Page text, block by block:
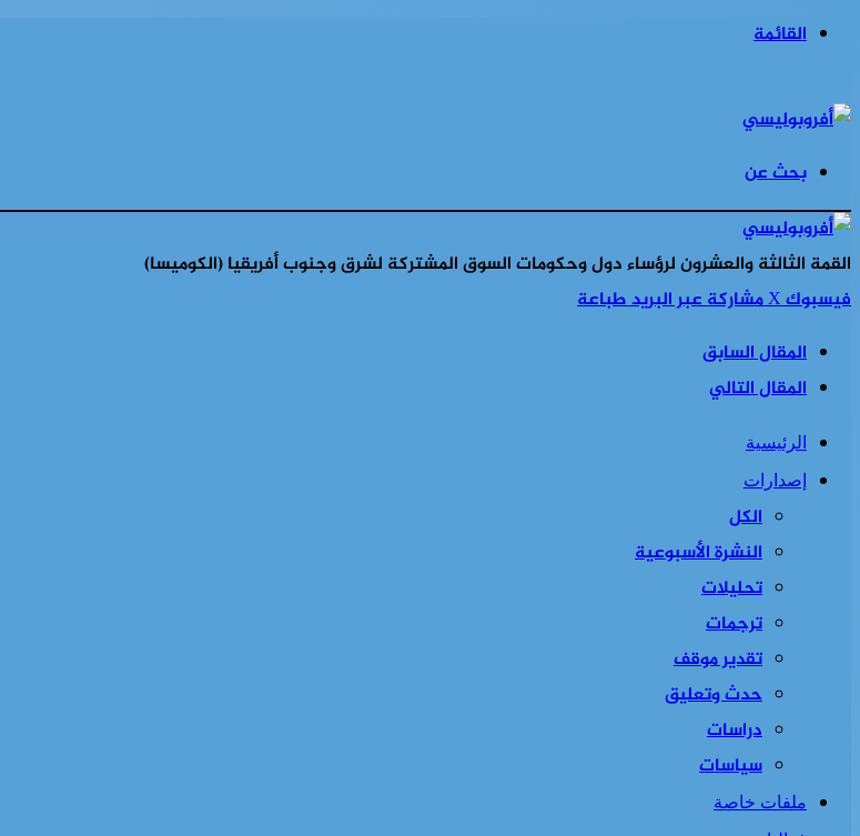
القائمة
بحث عن
القمة الثالثة والعشرون لرؤساء دول وحكومات السوق المشتركة لشرق وجنوب أفريقيا (الكوميسا)
فيسبوك‫Xمشاركة عبر البريدطباعة
المقال السابق
المقال التالي
الرئيسية
إصدارات
الكل
النشرة الأسبوعية
تحليلات
ترجمات
تقدير موقف
حدث وتعليق
دراسات
سياسات
ملفات خاصة